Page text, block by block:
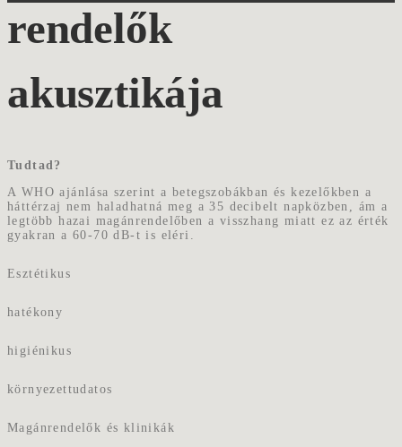
rendelők
akusztikája
Tudtad?
A WHO ajánlása szerint a betegszobákban és kezelőkben a
háttérzaj nem haladhatná meg a 35 decibelt napközben, ám a
legtöbb hazai magánrendelőben a visszhang miatt ez az érték
gyakran a 60-70 dB-t is eléri.
Esztétikus
hatékony
higiénikus
környezettudatos
Magánrendelők és klinikák